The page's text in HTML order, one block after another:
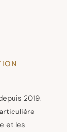
2019.
et les